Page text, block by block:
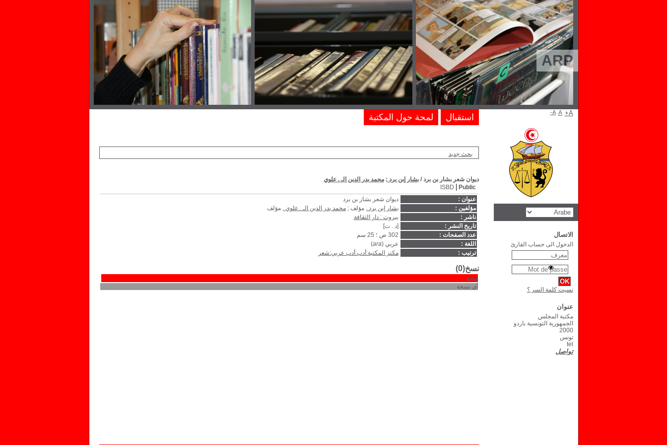
ARP
بحث جديد
ديوان شعر بشار بن برد /بشار إبن برد ;محمد بدر الدين الـ . علوي
Public
ISBD
عنوان :
ديوان شعر بشار بن برد
مؤلفين :
بشار إبن برد, مؤلف ;محمد بدر الدين الـ . علوي, مؤلف
ناشر :
بيروت : دار الثقافة
تاريخ النشر :
[د . ت]
عدد الصفحات :
302 ص ؛ 25 سم
اللغة :
عربي (ara
)
ترتيب :
مكنز المكتبة:أدب:أدب عربي:شعر
نسخ(0)
وضع
أي نسخة
استقبال لمحة حول المكتبة A- A A+
الاتصال
الدخول الى حساب القارئ
نسيت كلمة السر ؟
عنوان
مكتبة المجلس
الجمهورية التونسية باردو
2000
تونس
tel
تواصل